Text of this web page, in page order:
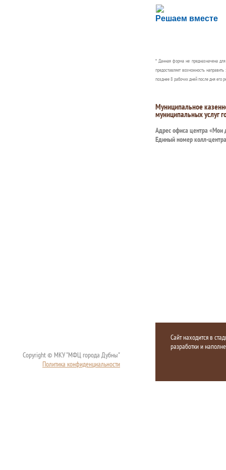
Решаем вместе
Сложности с
Сообщите об этом
* Данная форма не предназначена
предоставляет возможность
позднее 8 рабочих дней после дня его
Муниципальное
муниципальных услуг
Адрес офиса центра «Мои
Единый номер колл-
Copyright © МКУ "МФЦ города Дубны"
Политика конфиденциальности
Сайт находится в
разработки и